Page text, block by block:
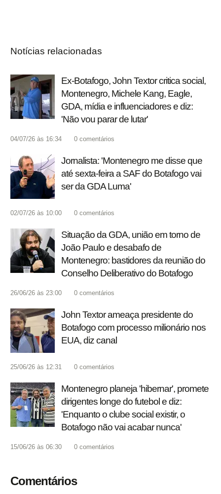
Notícias relacionadas
Ex-Botafogo, John Textor critica social,
Montenegro, Michele Kang, Eagle,
GDA, mídia e influenciadores e diz:
'Não vou parar de lutar'
04/07/26 às 16:34 0 comentários
Jornalista: 'Montenegro me disse que
até sexta-feira a SAF do Botafogo vai
ser da GDA Luma'
02/07/26 às 10:00 0 comentários
Situação da GDA, união em torno de
João Paulo e desabafo de
Montenegro: bastidores da reunião do
Conselho Deliberativo do Botafogo
26/06/26 às 23:00 0 comentários
John Textor ameaça presidente do
Botafogo com processo milionário nos
EUA, diz canal
25/06/26 às 12:31 0 comentários
Montenegro planeja 'hibernar', promete
dirigentes longe do futebol e diz:
'Enquanto o clube social existir, o
Botafogo não vai acabar nunca'
15/06/26 às 06:30 0 comentários
Comentários